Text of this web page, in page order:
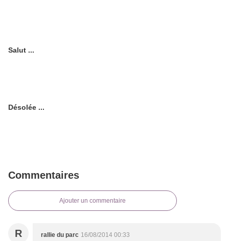
Salut ...
Désolée ...
Commentaires
Ajouter un commentaire
R rallie du parc 16/08/2014 00:33